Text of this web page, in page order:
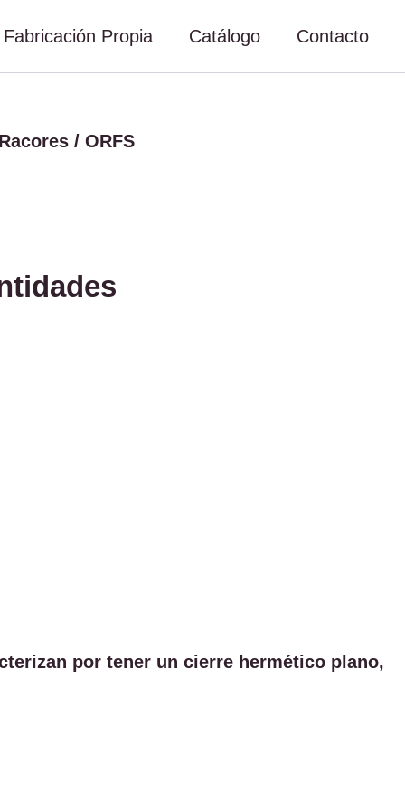
Fabricación Propia Catálogo Contacto
/ ORFS
por tener un cierre hermético plano,